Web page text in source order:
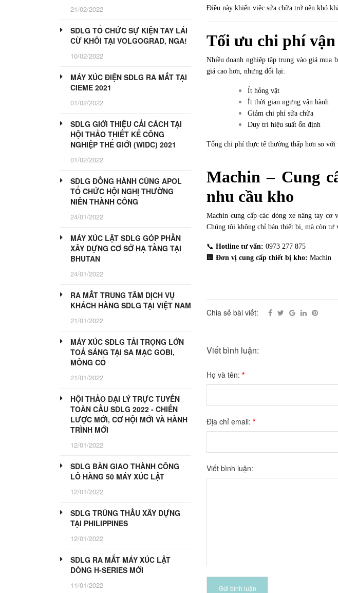
Điều này khiến việc sửa chữa trở nên khó
Tối ưu chi phí
Nhiều doanh nghiệp tập trung vào giá mua
giá cao hơn, nhưng đổi lại:
Ít hỏng vặt
Ít thời gian ngưng vận hành
Giảm chi phí sửa chữa
Duy trì hiệu suất ổn định
Tổng chi phí thực tế thường thấp hơn so
Machin – Cung
nhu cầu kho
Machin cung cấp các dòng xe nâng tay
Chúng tôi không chỉ bán thiết bị, mà còn tư
📞 Hotline tư vấn: 0973 277 875
🏢 Đơn vị cung cấp thiết bị kho: Machin
Chia sẻ bài viết:
Viết bình luận:
Họ và tên: *
Địa chỉ email: *
Viết bình luận:
Gửi bình luận
21/02/2022
SDLG TỔ CHỨC SỰ KIỆN TAY LÁI
CỪ KHÔI TẠI VOLGOGRAD, NGA!
10/02/2022
MÁY XÚC ĐIỆN SDLG RA MẮT TẠI
CIEME 2021
01/02/2022
SDLG GIỚI THIỆU CẢI CÁCH TẠI
HỘI THẢO THIẾT KẾ CÔNG
NGHIỆP THẾ GIỚI (WIDC) 2021
01/02/2022
SDLG ĐỒNG HÀNH CÙNG APOL
TỔ CHỨC HỘI NGHỊ THƯỜNG
NIÊN THÀNH CÔNG
24/01/2022
MÁY XÚC LẬT SDLG GÓP PHẦN
XÂY DỰNG CƠ SỞ HẠ TẦNG TẠI
BHUTAN
24/01/2022
RA MẮT TRUNG TÂM DỊCH VỤ
KHÁCH HÀNG SDLG TẠI VIỆT NAM
21/01/2022
MÁY XÚC SDLG TẢI TRỌNG LỚN
TOẢ SÁNG TẠI SA MẠC GOBI,
MÔNG CỔ
21/01/2022
HỘI THẢO ĐẠI LÝ TRỰC TUYẾN
TOÀN CẦU SDLG 2022 - CHIẾN
LƯỢC MỚI, CƠ HỘI MỚI VÀ HÀNH
TRÌNH MỚI
12/01/2022
SDLG BÀN GIAO THÀNH CÔNG
LÔ HÀNG 50 MÁY XÚC LẬT
12/01/2022
SDLG TRÚNG THẦU XÂY DỰNG
TẠI PHILIPPINES
12/01/2022
SDLG RA MẮT MÁY XÚC LẬT
DÒNG H-SERIES MỚI
11/01/2022